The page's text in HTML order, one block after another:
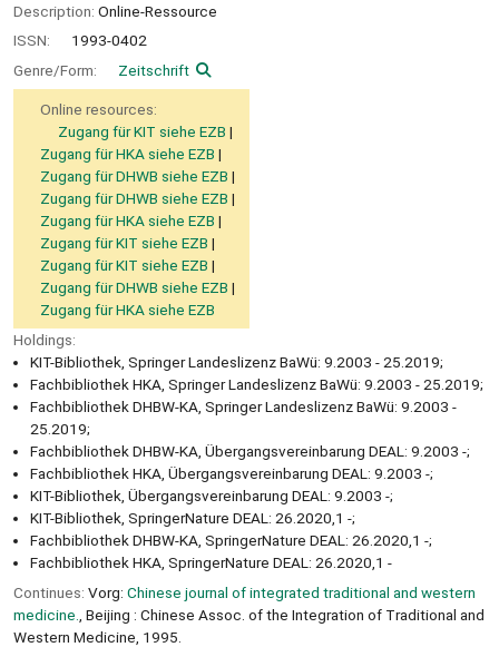
Description: Online-Ressource
ISSN:
1993-0402
Genre/Form:
Zeitschrift
Online resources:
Zugang für KIT siehe EZB
Zugang für HKA siehe EZB
Zugang für DHWB siehe EZB
Zugang für DHWB siehe EZB
Zugang für HKA siehe EZB
Zugang für KIT siehe EZB
Zugang für KIT siehe EZB
Zugang für DHWB siehe EZB
Zugang für HKA siehe EZB
Holdings:
KIT-Bibliothek, Springer Landeslizenz BaWü: 9.2003 - 25.2019;
Fachbibliothek HKA, Springer Landeslizenz BaWü: 9.2003 - 25.2019;
Fachbibliothek DHBW-KA, Springer Landeslizenz BaWü: 9.2003 -
25.2019;
Fachbibliothek DHBW-KA, Übergangsvereinbarung DEAL: 9.2003 -;
Fachbibliothek HKA, Übergangsvereinbarung DEAL: 9.2003 -;
KIT-Bibliothek, Übergangsvereinbarung DEAL: 9.2003 -;
KIT-Bibliothek, SpringerNature DEAL: 26.2020,1 -;
Fachbibliothek DHBW-KA, SpringerNature DEAL: 26.2020,1 -;
Fachbibliothek HKA, SpringerNature DEAL: 26.2020,1 -
Continues: Vorg: Chinese journal of integrated traditional and western
medicine.
, Beijing : Chinese Assoc. of the Integration of Traditional and
Western Medicine, 1995.